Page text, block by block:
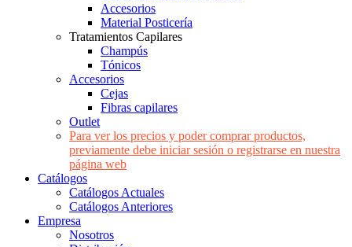
Accesorios
Material Posticería
Tratamientos Capilares
Champús
Tónicos
Accesorios
Cejas
Fibras capilares
Outlet
Para ver los precios y poder comprar productos,
previamente debe iniciar sesión o registrarse en nuestra
página web
Catálogos
Catálogos Actuales
Catálogos Anteriores
Empresa
Nosotros